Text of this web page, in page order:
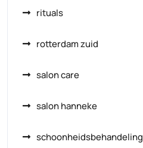
rituals
rotterdam zuid
salon care
salon hanneke
schoonheidsbehandeling